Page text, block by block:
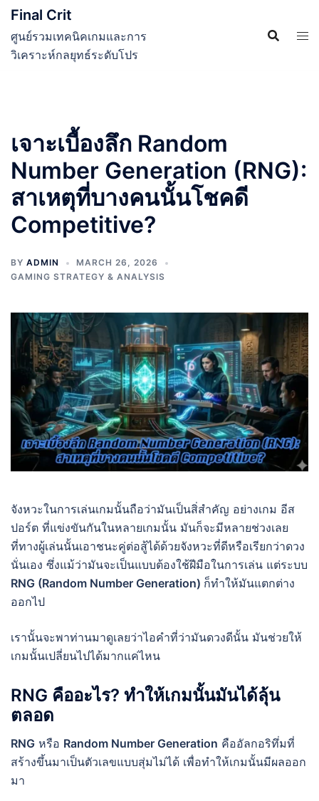
Skip
content
Final Crit
ศูนย์รวมเทคนิคเกมและการ
วิเคราะห์กลยุทธ์ระดับโปร
เจาะเบื้องลึก Random
Number Generation (RNG):
สาเหตุที่บางคนนั้นโชคดี
Competitive?
BY ADMIN
MARCH 26, 2026
GAMING STRATEGY & ANALYSIS
จังหวะในการเล่นเกมนั้นถือว่ามันเป็นสิ่สำคัญ อย่างเกม อีส
ปอร์ต ที่แข่งขันกันในหลายเกมนั้น มันก็จะมีหลายช่วงเลย
ที่ทางผู้เล่นนั้นเอาชนะคู่ต่อสู้ได้ด้วยจังหวะที่ดีหรือเรียกว่าดวง
นั่นเอง ซึ่งแม้ว่ามันจะเป็นแบบต้องใช้ฝีมือในการเล่น แต่ระบบ
RNG (Random Number Generation) ก็ทำให้มันแตกต่าง
ออกไป
เรานั้นจะพาท่านมาดูเลยว่าไอคำที่ว่ามันดวงดีนั้น มันช่วยให้
เกมนั้นเปลี่ยนไปได้มากแค่ไหน
RNG คืออะไร? ทำให้เกมนั้นมันได้ลุ้น
ตลอด
RNG หรือ Random Number Generation คืออัลกอริทึ่มที่
สร้างขึ้นมาเป็นตัวเลขแบบสุ่มไม่ได้ เพื่อทำให้เกมนั้นมีผลออก
มา